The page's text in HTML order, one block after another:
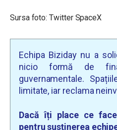
Sursa foto: Twitter SpaceX
Echipa Biziday nu a
nicio formă de
guvernamentale.
limitate, iar reclama
Dacă îți place ce
pentru susținerea